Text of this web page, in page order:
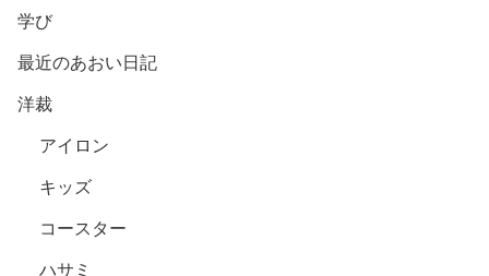
学び
最近のあおい日記
洋裁
アイロン
キッズ
コースター
ハサミ